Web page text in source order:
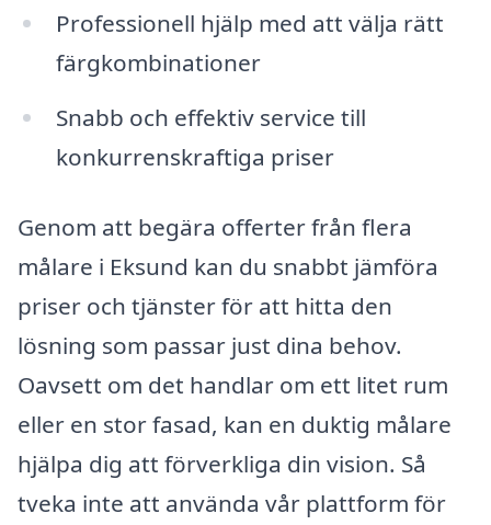
Professionell hjälp med att välja rätt
färgkombinationer
Snabb och effektiv service till
konkurrenskraftiga priser
Genom att begära offerter från flera
målare i Eksund kan du snabbt jämföra
priser och tjänster för att hitta den
lösning som passar just dina behov.
Oavsett om det handlar om ett litet rum
eller en stor fasad, kan en duktig målare
hjälpa dig att förverkliga din vision. Så
tveka inte att använda vår plattform för